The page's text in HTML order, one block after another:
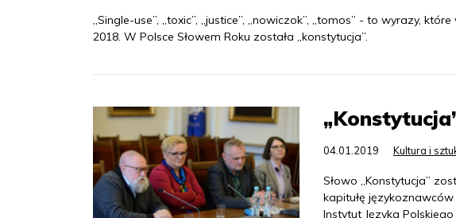
„Single-use”, „toxic”, „justice”, „nowiczok”, „tomos” - to wyrazy,
2018. W Polsce Słowem Roku została „konstytucja”.
04.01.2019 Kultura i
Słowo „Konstytucja”
kapitułę
Instytut Języka